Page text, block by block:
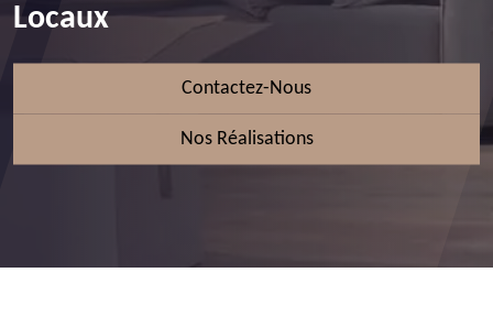
Locaux
Contactez-Nous
Nos Réalisations